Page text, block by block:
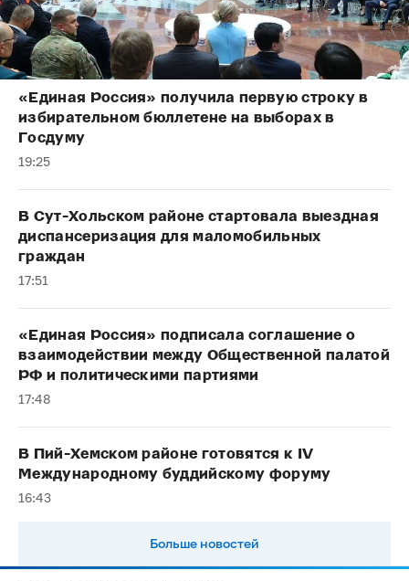
«Единая Россия» получила первую строку в
избирательном бюллетене на выборах в
Госдуму
19:25
В Сут-Хольском районе стартовала выездная
диспансеризация для маломобильных
граждан
17:51
«Единая Россия» подписала соглашение о
взаимодействии между Общественной палатой
РФ и политическими партиями
17:48
В Пий-Хемском районе готовятся к IV
Международному буддийскому форуму
16:43
Больше новостей